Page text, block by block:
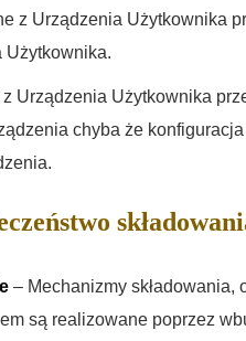
z Urządzenia Użytkownika
Użytkownika.
Urządzenia Użytkownika
chyba że
– Mechanizmy
są realizowane poprzez